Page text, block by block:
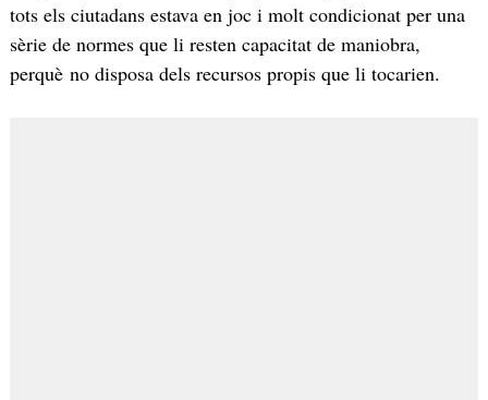
tots els ciutadans estava en joc i molt condicionat per una
sèrie de normes que li resten capacitat de maniobra,
perquè no disposa dels recursos propis que li tocarien.